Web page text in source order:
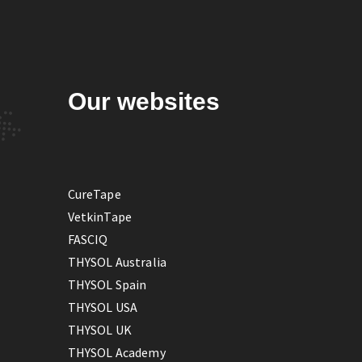
Our websites
CureTape
VetkinTape
FASCIQ
THYSOL Australia
THYSOL Spain
THYSOL USA
THYSOL UK
THYSOL Academy